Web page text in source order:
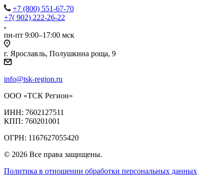
+7 (800) 551-67-70
+7( 902) 222-26-22
пн-пт 9:00–17:00 мск
г. Ярославль, Полушкина роща, 9
info@tsk-region.ru
ООО «ТСК Регион»
ИНН: 7602127511
КПП: 760201001
ОГРН: 1167627055420
© 2026 Все права защищены.
Политика в отношении обработки персональных данных